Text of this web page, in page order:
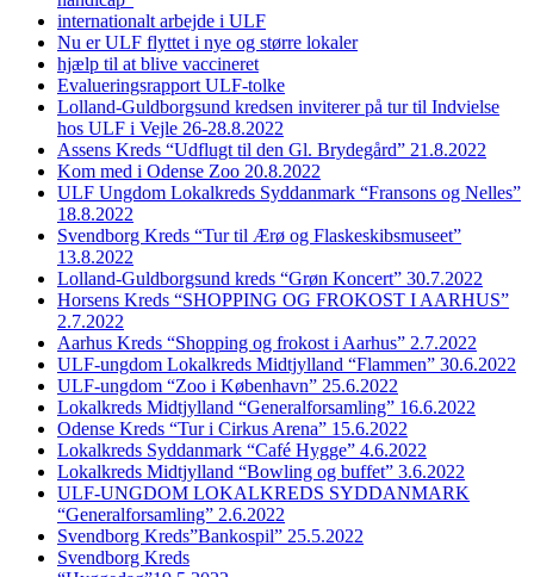
internationalt arbejde i ULF
Nu er ULF flyttet i nye og større lokaler
hjælp til at blive vaccineret
Evalueringsrapport ULF-tolke
Lolland-Guldborgsund kredsen inviterer på tur til Indvielse
hos ULF i Vejle 26-28.8.2022
Assens Kreds “Udflugt til den Gl. Brydegård” 21.8.2022
Kom med i Odense Zoo 20.8.2022
ULF Ungdom Lokalkreds Syddanmark “Fransons og Nelles”
18.8.2022
Svendborg Kreds “Tur til Ærø og Flaskeskibsmuseet”
13.8.2022
Lolland-Guldborgsund kreds “Grøn Koncert” 30.7.2022
Horsens Kreds “SHOPPING OG FROKOST I AARHUS”
2.7.2022
Aarhus Kreds “Shopping og frokost i Aarhus” 2.7.2022
ULF-ungdom Lokalkreds Midtjylland “Flammen” 30.6.2022
ULF-ungdom “Zoo i København” 25.6.2022
Lokalkreds Midtjylland “Generalforsamling” 16.6.2022
Odense Kreds “Tur i Cirkus Arena” 15.6.2022
Lokalkreds Syddanmark “Café Hygge” 4.6.2022
Lokalkreds Midtjylland “Bowling og buffet” 3.6.2022
ULF-UNGDOM LOKALKREDS SYDDANMARK
“Generalforsamling” 2.6.2022
Svendborg Kreds”Bankospil” 25.5.2022
Svendborg Kreds